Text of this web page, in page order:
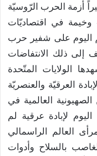
أزمة الحرب الرّوسيّة
وخيمة في اقتصاديّات
اليوم على شفير حرب
إلى ذلك الانتفاضات
الولايات المتّحدة
العرقيّة والعنصريّة
العالمية في
لإبادة عرقية لم
العالم الراسمالي
بالسلاح وأدوات